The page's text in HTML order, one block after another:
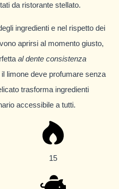
da ristorante stellato.
ingredienti e nel rispetto dei
aprirsi al momento giusto,
al dente consistenza
il limone deve profumare senza
trasforma ingredienti
accessibile a tutti.
15